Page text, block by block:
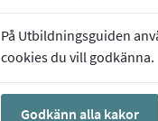
På Utbildningsguiden
cookies du vill godkänna.
Godkänn alla kakor